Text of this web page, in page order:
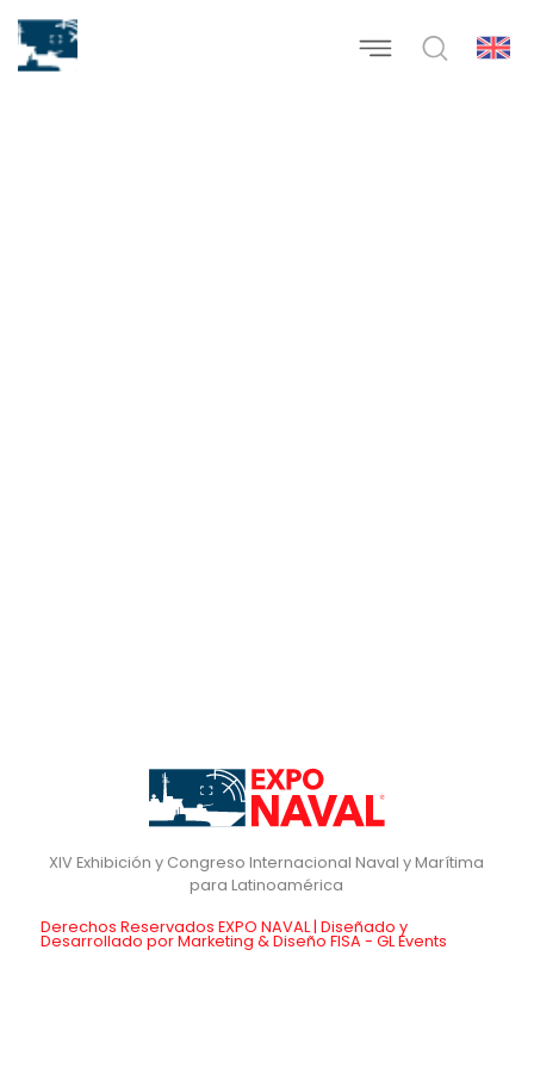
XIV Exhibición y Congreso Internacional Naval y Marítima
para Latinoamérica
Derechos Reservados EXPO NAVAL | Diseñado y
Desarrollado por Marketing & Diseño FISA - GL Events